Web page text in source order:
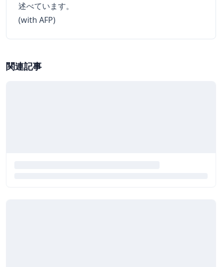
述べています。
(with AFP)
関連記事